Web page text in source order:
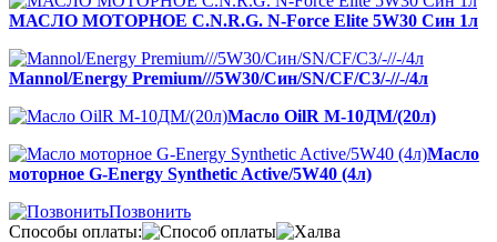
МАСЛО МОТОРНОЕ C.N.R.G. N-Force Elite 5W30 Син 1л
Mannol/Energy Рremium///5W30/Син/SN/CF/C3/-//-/4л
Масло OilR М-10ДМ/(20л)
Масло
моторное G-Energy Synthetic Active/5W40 (4л)
Позвонить
Способы оплаты: